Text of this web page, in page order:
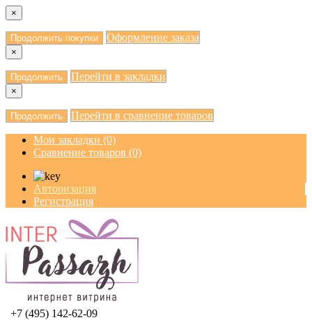
×
Продолжить покупки Оформление заказа
×
Продолжить Перейти в закладки
×
Продолжить Перейти в сравнение товаров
Мои закладки (0)
Сравнение товаров (0)
Авторизация
Регистрация
+7 (495) 142-62-09